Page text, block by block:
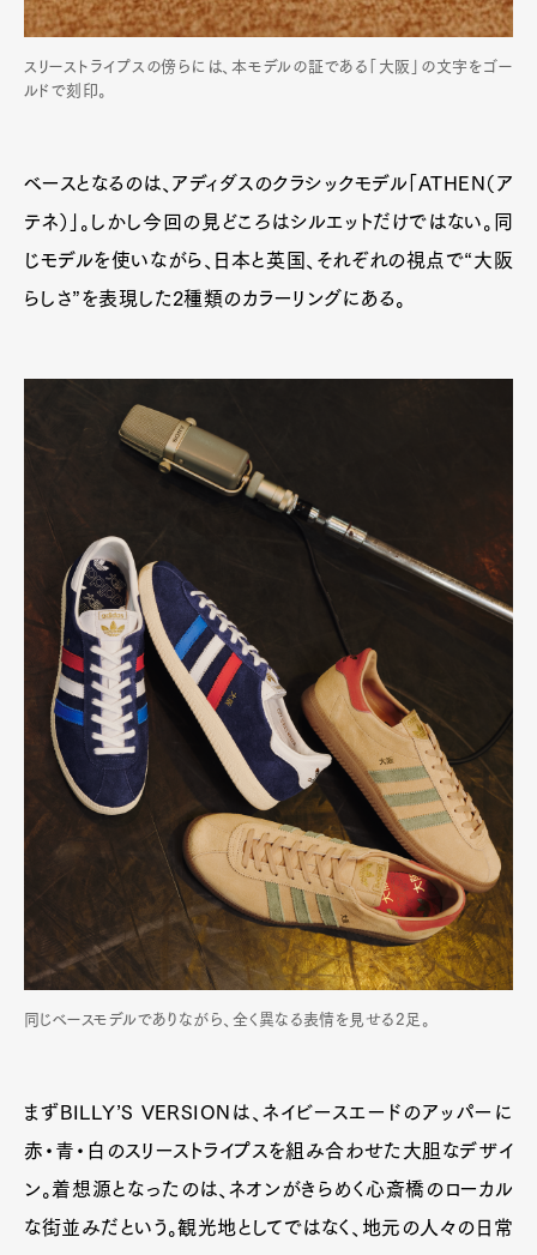
スリーストライプスの傍らには、本モデルの証である「大阪」の文字をゴー
ルドで刻印。
ベースとなるのは、アディダスのクラシックモデル「ATHEN（ア
テネ）」。しかし今回の見どころはシルエットだけではない。同
じモデルを使いながら、日本と英国、それぞれの視点で“大阪
らしさ”を表現した2種類のカラーリングにある。
同じベースモデルでありながら、全く異なる表情を見せる2足。
まずBILLY’S VERSIONは、ネイビースエードのアッパーに
赤・青・白のスリーストライプスを組み合わせた大胆なデザイ
ン。着想源となったのは、ネオンがきらめく心斎橋のローカル
な街並みだという。観光地としてではなく、地元の人々の日常